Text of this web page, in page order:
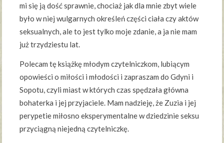
mi się ją dość sprawnie, chociaż jak dla mnie zbyt wiele
było w niej wulgarnych określeń części ciała czy aktów
seksualnych, ale to jest tylko moje zdanie, a ja nie mam
już trzydziestu lat.
Polecam tę książkę młodym czytelniczkom, lubiącym
opowieści o miłości i młodości i zapraszam do Gdyni i
Sopotu, czyli miast w których czas spędzała główna
bohaterka i jej przyjaciele. Mam nadzieję, że Zuzia i jej
perypetie miłosno eksperymentalne w dziedzinie seksu
przyciągną niejedną czytelniczkę.